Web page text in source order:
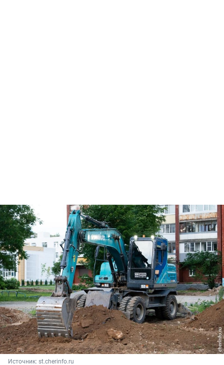
Источник: st.cherinfo.ru